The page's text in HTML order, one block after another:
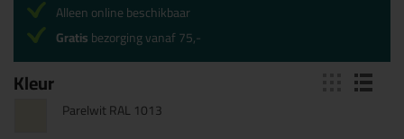
Kleur
Parelwit RAL 1013
Alleen online beschikbaar
Gratisbezorging vanaf 75,-